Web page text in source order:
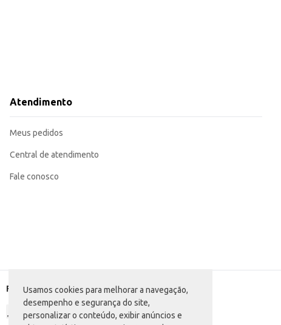
Usamos cookies para melhorar a navegação,
desempenho e segurança do site,
personalizar o conteúdo, exibir anúncios e
Atendimento
Meus pedidos
Central de atendimento
Fale conosco
Formas de pagamento